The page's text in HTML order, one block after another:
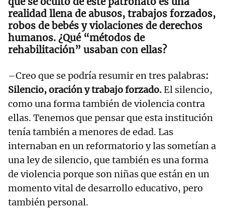
realidad llena de abusos, trabajos forzados,
robos de bebés y violaciones de derechos
humanos. ¿Qué “métodos de
rehabilitación” usaban con ellas?
–Creo que se podría resumir en tres palabras:
Silencio, oración y trabajo forzado.El silencio,
como una forma también de violencia contra
ellas. Tenemos que pensar que esta institución
tenía también a menores de edad. Las
internaban en un reformatorio y las sometían a
una ley de silencio, que también es una forma
de violencia porque son niñas que están en un
momento vital de desarrollo educativo, pero
también personal.